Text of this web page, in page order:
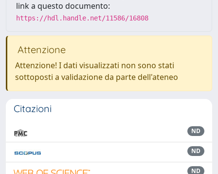
link a questo documento:
https://hdl.handle.net/11586/16808
Attenzione
Attenzione! I dati visualizzati non sono stati
sottoposti a validazione da parte dell'ateneo
Citazioni
ND
ND
ND